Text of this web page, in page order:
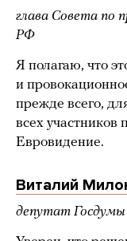
глава Совета по
РФ
Я полагаю, что
и
прежде всего,
всех участников
Евровидение.
Виталий
депутат Госдумы